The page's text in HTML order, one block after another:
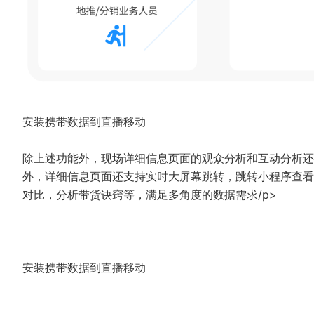
安装携带数据到直播移动
除上述功能外，现场详细信息页面的观众分析和互动分析
外，详细信息页面还支持实时大屏幕跳转，跳转小程序查
对比，分析带货诀窍等，满足多角度的数据需求/p>
安装携带数据到直播移动